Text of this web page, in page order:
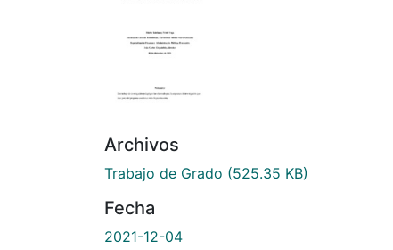
Archivos
Trabajo de Grado (525.35 KB)
Fecha
2021-12-04